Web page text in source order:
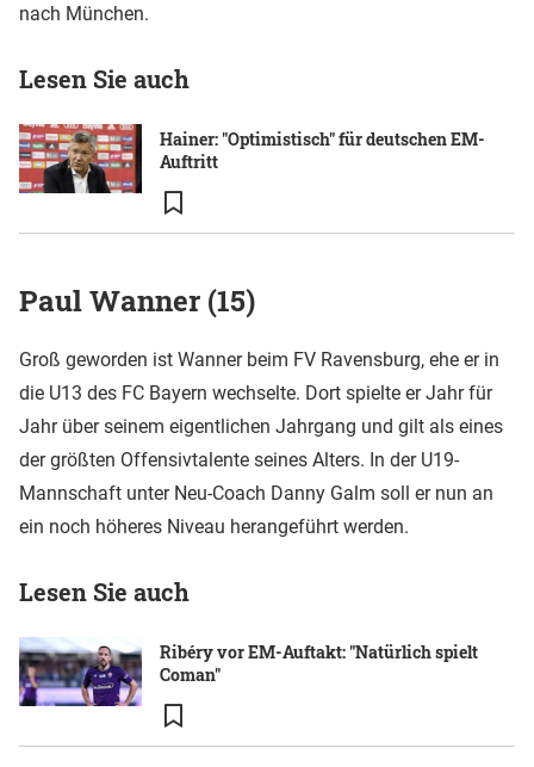
nach München.
Lesen Sie auch
Hainer: "Optimistisch" für deutschen EM-
Auftritt
Paul Wanner (15)
Groß geworden ist Wanner beim FV Ravensburg, ehe er in
die U13 des FC Bayern wechselte. Dort spielte er Jahr für
Jahr über seinem eigentlichen Jahrgang und gilt als eines
der größten Offensivtalente seines Alters. In der U19-
Mannschaft unter Neu-Coach Danny Galm soll er nun an
ein noch höheres Niveau herangeführt werden.
Lesen Sie auch
Ribéry vor EM-Auftakt: "Natürlich spielt
Coman"